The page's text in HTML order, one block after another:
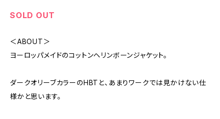
SOLD OUT
＜ABOUT＞
ヨーロッパメイドのコットンヘリンボーンジャケット。
ダークオリーブカラーのHBTと、あまりワークでは見かけない仕
様かと思います。